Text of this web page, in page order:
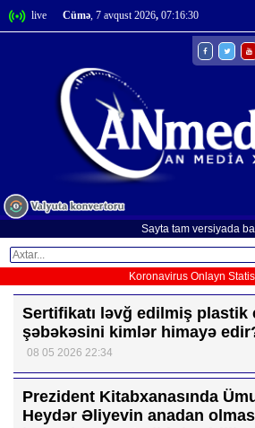
live Cümə, 7 avqust 2026, 07:16:30
Sayta tam versiyada
Koronavirus Onlayn
Sertifikatı ləvğ edilmiş plastik
şəbəkəsini kimlər himayə
08 05 2026 22:34
Prezident Kitabxanasında
Heydər Əliyevin anadan